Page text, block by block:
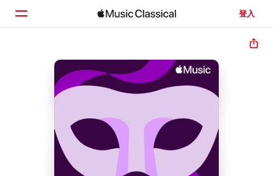
登入
首頁
瀏覽